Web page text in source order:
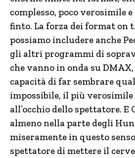
complesso, poco verosimile
finto. La forza dei format on
possiamo includere anche
gli altri programmi di
che vanno in onda su
capacità di far sembrare
impossibile, il più verosimile
all’occhio dello spettatore.
almeno nella parte degli
miseramente in questo
spettatore di mettere il